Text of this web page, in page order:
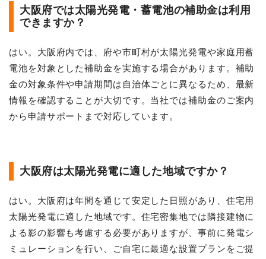
大阪府では太陽光発電・蓄電池の補助金は利用
できますか？
はい。大阪府内では、府や市町村が太陽光発電や家庭用蓄
電池を対象とした補助金を実施する場合があります。補助
金の対象条件や申請期間は自治体ごとに異なるため、最新
情報を確認することが大切です。当社では補助金のご案内
から申請サポートまで対応しています。
大阪府は太陽光発電に適した地域ですか？
はい。大阪府は年間を通じて安定した日照があり、住宅用
太陽光発電に適した地域です。住宅密集地では隣接建物に
よる影の影響も考慮する必要がありますが、事前に発電シ
ミュレーションを行い、ご自宅に最適な設置プランをご提